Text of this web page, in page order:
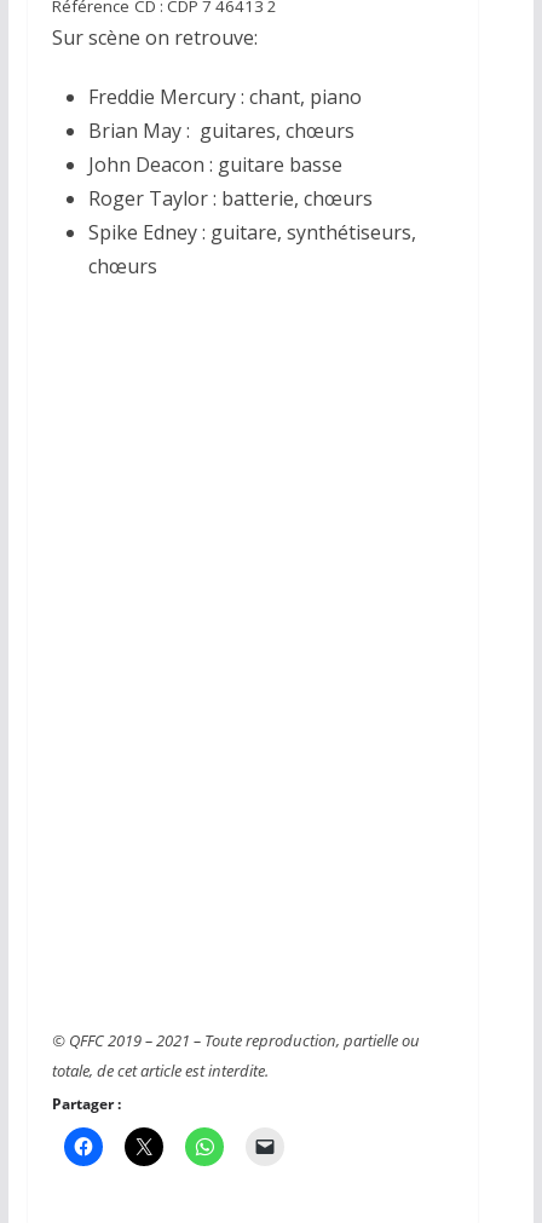
Référence CD : CDP 7 46413 2
Sur scène on retrouve:
Freddie Mercury : chant, piano
Brian May : guitares, chœurs
John Deacon : guitare basse
Roger Taylor : batterie, chœurs
Spike Edney : guitare, synthétiseurs,
chœurs
© QFFC 2019 – 2021 – Toute reproduction, partielle ou
totale, de cet article est interdite.
Partager :